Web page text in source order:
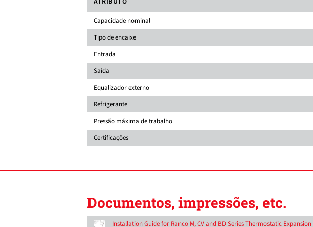
Capacidade nominal
Tipo de encaixe
Entrada
Saída
Equalizador externo
Refrigerante
Pressão máxima de trabalho
Certificações
Documentos, impressões, etc.
Installation Guide for Ranco M, CV and BD Series Thermostatic Expansion